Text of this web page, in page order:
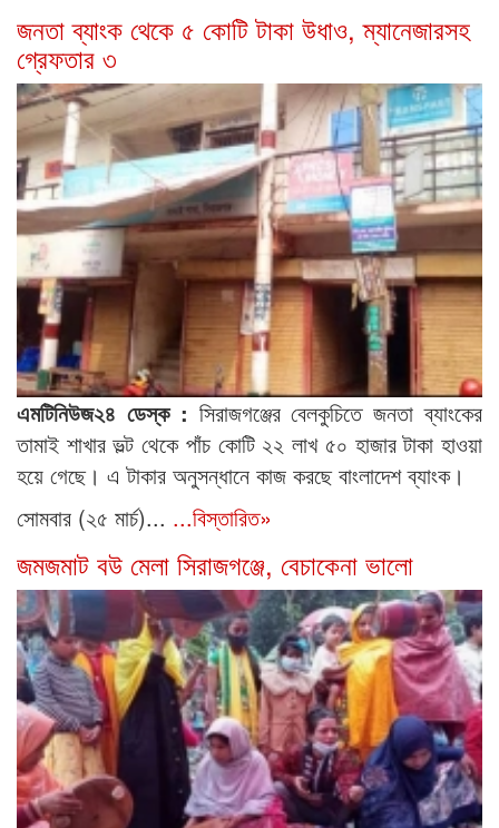
জনতা ব্যাংক থেকে ৫ কোটি টাকা উধাও, ম্যানেজারসহ
গ্রেফতার ৩
এমটিনিউজ২৪ ডেস্ক : সিরাজগঞ্জের বেলকুচিতে জনতা ব্যাংকের
তামাই শাখার ভল্ট থেকে পাঁচ কোটি ২২ লাখ ৫০ হাজার টাকা হাওয়া
হয়ে গেছে। এ টাকার অনুসন্ধানে কাজ করছে বাংলাদেশ ব্যাংক।
সোমবার (২৫ মার্চ)... ...বিস্তারিত»
জমজমাট বউ মেলা সিরাজগঞ্জে, বেচাকেনা ভালো